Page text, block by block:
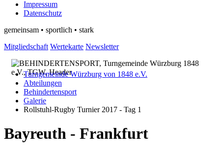
Impressum
Datenschutz
gemeinsam • sportlich • stark
Mitgliedschaft Wertekarte Newsletter
Turngemeinde Würzburg von 1848 e.V.
Abteilungen
Behindertensport
Galerie
Rollstuhl-Rugby Turnier 2017 - Tag 1
Bayreuth - Frankfurt